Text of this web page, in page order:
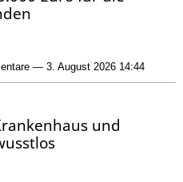
— 3. August 2026 14:44
und